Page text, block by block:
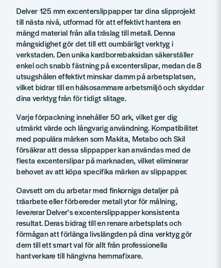
Delver 125 mm excenterslippapper tar dina slipprojekt
till nästa nivå, utformad för att effektivt hantera en
mängd material från alla träslag till metall. Denna
mångsidighet gör det till ett oumbärligt verktyg i
verkstaden. Den unika kardborrebaksidan säkerställer
enkel och snabb fästning på excenterslipar, medan de 8
utsugshålen effektivt minskar damm på arbetsplatsen,
vilket bidrar till en hälsosammare arbetsmiljö och skyddar
dina verktyg från för tidigt slitage.
Varje förpackning innehåller 50 ark, vilket ger dig
utmärkt värde och långvarig användning. Kompatibilitet
med populära märken som Makita, Metabo och Skil
försäkrar att dessa slippapper kan användas med de
flesta excenterslipar på marknaden, vilket eliminerar
behovet av att köpa specifika märken av slippapper.
Oavsett om du arbetar med finkorniga detaljer på
träarbete eller förbereder metall ytor för målning,
levererar Delver's excenterslippapper konsistenta
resultat. Deras bidrag till en renare arbetsplats och
förmågan att förlänga livslängden på dina verktyg gör
dem till ett smart val för allt från professionella
hantverkare till hängivna hemmafixare.